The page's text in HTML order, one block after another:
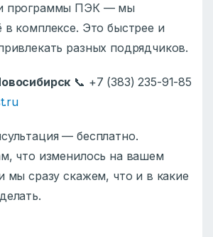
программы ПЭК — мы
в комплексе. Это быстрее и
разных подрядчиков.
📞 +7 (383) 235-91-85
— бесплатно.
что изменилось на вашем
мы сразу скажем, что и в какие